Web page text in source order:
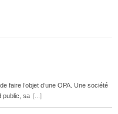
faire l’objet d’une OPA. Une société
public, sa [...]